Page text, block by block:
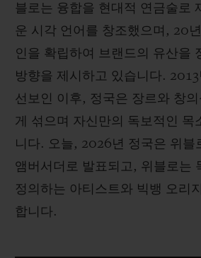
블로는 융합을 현대적 연금술로
운 시각 언어를 창조했으며, 20
인을 확립하여 브랜드의 유산을
방향을 제시하고 있습니다.
선보인 이후, 정국은 장르와 창
게 섞으며 자신만의 독보적인 목
니다. 오늘, 2026년 정국은 위블
앰버서더로 발표되고, 위블로는
정의하는 아티스트와 빅뱅 오리
합니다.